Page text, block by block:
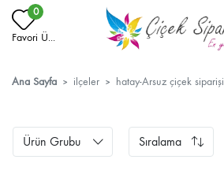
0
Favori Ü...
Ana Sayfa ilçeler hatay-Arsuz çiçek siparişi
Ürün Grubu Sıralama